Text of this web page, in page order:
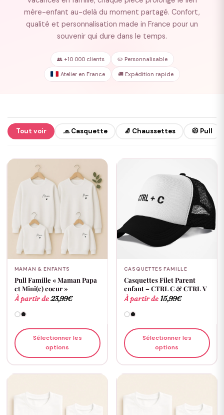
mère-enfant au-delà du moment partagé. Confort,
qualité et personnalisation made in France pour un
souvenir qui dure dans le temps.
👥 +10 000 clients ✏️ Personnalisable
Atelier en France 🚚 Expédition rapide
Tout voir 🧢 Casquette 🧦 Chaussettes 🧥 Pull
MAMAN & ENFANTS
Pull Famille « Maman Papa
et Mini(e) coeur »
À partir de23,99€
Sélectionner les
options
CASQUETTES FAMILLE
Casquettes Filet Parent
enfant – CTRL C & CTRL V
À partir de15,99€
Sélectionner les
options